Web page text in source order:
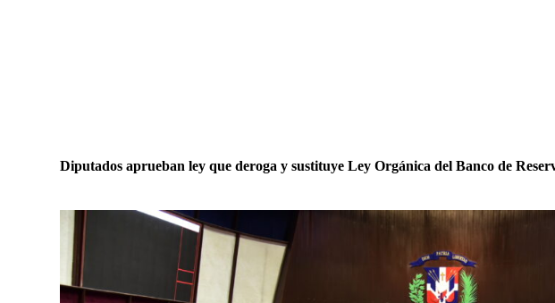
Diputados aprueban ley que deroga y sustituye Ley Orgánica del Banco de